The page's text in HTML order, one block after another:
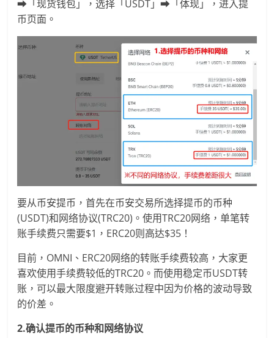
➡「现货钱包」，选择「USDT」➡「体现」，进入提
币页面。
要从币安提币，首先在币安交易所选择提币的币种
(USDT)和网络协议(TRC20)。使用TRC20网络，单笔转
账手续费只需要$1，ERC20则高达$35！
目前，OMNI、ERC20网络的转账手续费较高，大家更
喜欢使用手续费较低的TRC20。而使用稳定币USDT转
账，可以最大限度避开转账过程中因为价格的波动导致
的价差。
2.确认提币的币种和网络协议